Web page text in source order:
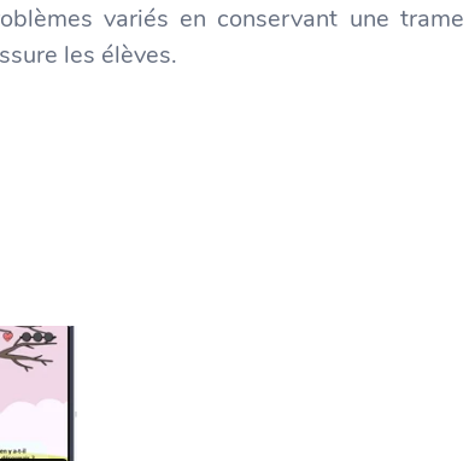
variés en conservant une
les élèves.